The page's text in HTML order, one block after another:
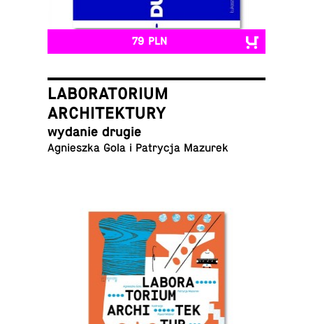
79 PLN
LABORATORIUM
ARCHITEKTURY
wydanie drugie
Ag­nieszka Gola i Pa­trycja Mazurek